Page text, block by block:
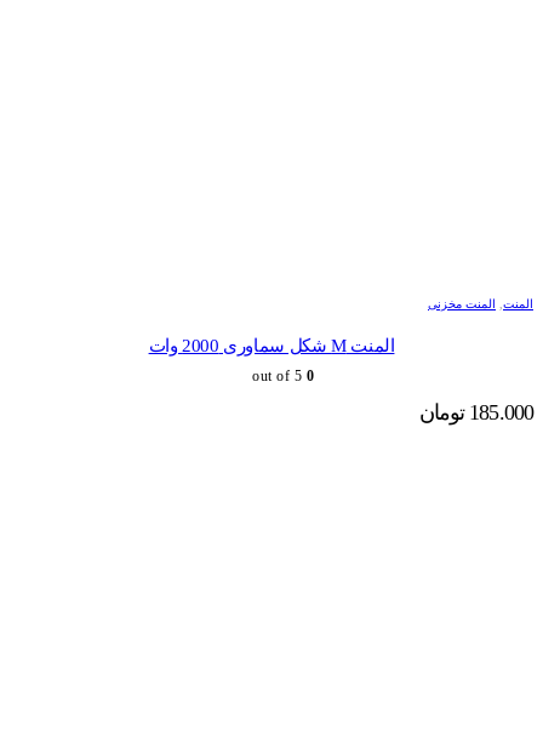
المنت المنت مخزنی
المنت M شکل سماوری 2000 وات
0
185.000 تومان